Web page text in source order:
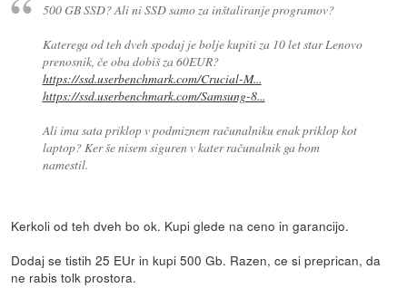
500 GB SSD? Ali ni SSD samo za inštaliranje programov?
Katerega od teh dveh spodaj je bolje kupiti za 10 let star Lenovo
prenosnik, če oba dobiš za 60EUR?
https://ssd.userbenchmark.com/Crucial-M...
https://ssd.userbenchmark.com/Samsung-8...
Ali ima sata priklop v podmiznem računalniku enak priklop kot
laptop? Ker še nisem siguren v kater računalnik ga bom
namestil.
Kerkoli od teh dveh bo ok. Kupi glede na ceno in garancijo.
Dodaj se tistih 25 EUr in kupi 500 Gb. Razen, ce si preprican, da
ne rabis tolk prostora.